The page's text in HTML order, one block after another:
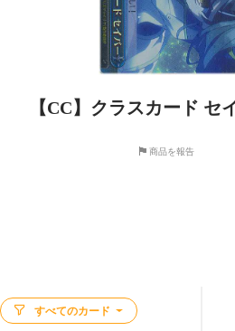
【CC】クラスカード セ
商品を報告
すべてのカード